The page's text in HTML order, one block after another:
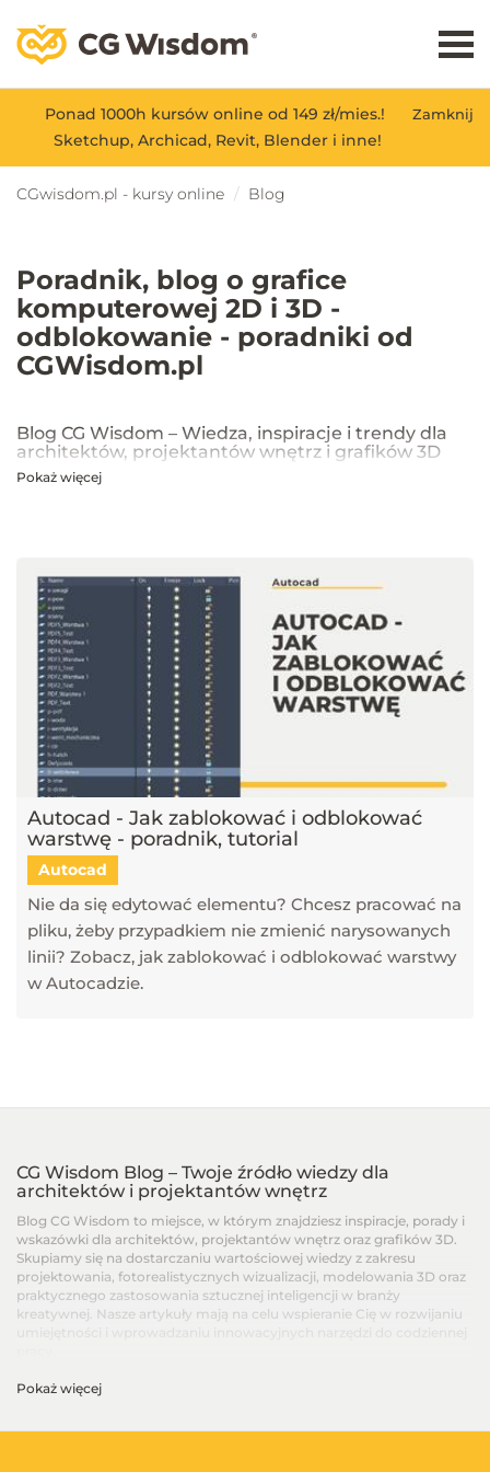
Zamknij
Ponad 1000h kursów online od 149 zł/mies.!
Sketchup, Archicad, Revit, Blender i inne!
CGwisdom.pl - kursy online Blog
Poradnik, blog o grafice
komputerowej 2D i 3D -
odblokowanie - poradniki od
CGWisdom.pl
Blog CG Wisdom – Wiedza, inspiracje i trendy dla
architektów, projektantów wnętrz i grafików 3D
Na blogu CG Wisdom znajdziesz praktyczne porady, inspiracje oraz
Dowiesz się również, jak sztuczna inteligencja zmienia pracę
projektantów, jakie są najlepsze praktyki w renderingu oraz jak
optymalizować proces projektowy. Śledź nasz blog, aby pozostać na
bieżąco z technologią i rozwijać swoje umiejętności w projektowaniu
przestrzeni i wizualizacji 3D!
Pokaż więcej
Autocad - Jak zablokować i odblokować
warstwę - poradnik, tutorial
Autocad
Nie da się edytować elementu? Chcesz pracować na
pliku, żeby przypadkiem nie zmienić narysowanych
linii? Zobacz, jak zablokować i odblokować warstwy
w Autocadzie.
CG Wisdom Blog – Twoje źródło wiedzy dla
architektów i projektantów wnętrz
Blog CG Wisdom to miejsce, w którym znajdziesz inspiracje, porady i
wskazówki dla architektów, projektantów wnętrz oraz grafików 3D.
Skupiamy się na dostarczaniu wartościowej wiedzy z zakresu
projektowania, fotorealistycznych wizualizacji, modelowania 3D oraz
praktycznego zastosowania sztucznej inteligencji w branży
kreatywnej. Nasze artykuły mają na celu wspieranie Cię w rozwijaniu
Artykuły dla architektów i projektantów wnętrz –
Pokaż więcej